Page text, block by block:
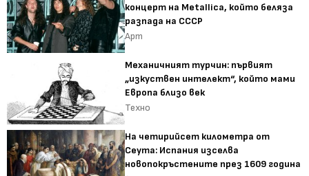
концерт на Metallica, който беляза
разпада на СССР
Арт
Механичният турчин: първият
„изкуствен интелект“, който мами
Европа близо век
Техно
На четирийсет километра от
Сеута: Испания изселва
новопокръстените през 1609 година